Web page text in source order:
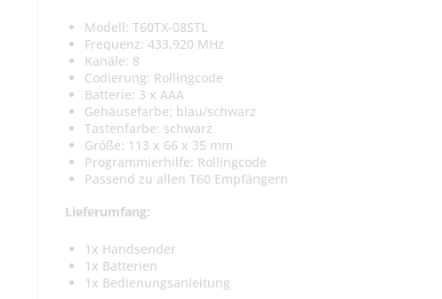
Modell: T60TX-08STL
Frequenz: 433,920 MHz
Kanäle: 8
Codierung: Rollingcode
Batterie: 3 x AAA
Gehäusefarbe: blau/schwarz
Tastenfarbe: schwarz
Größe: 113 x 66 x 35 mm
Programmierhilfe: Rollingcode
Passend zu allen T60 Empfängern
Lieferumfang:
1x Handsender
1x Batterien
1x Bedienungsanleitung